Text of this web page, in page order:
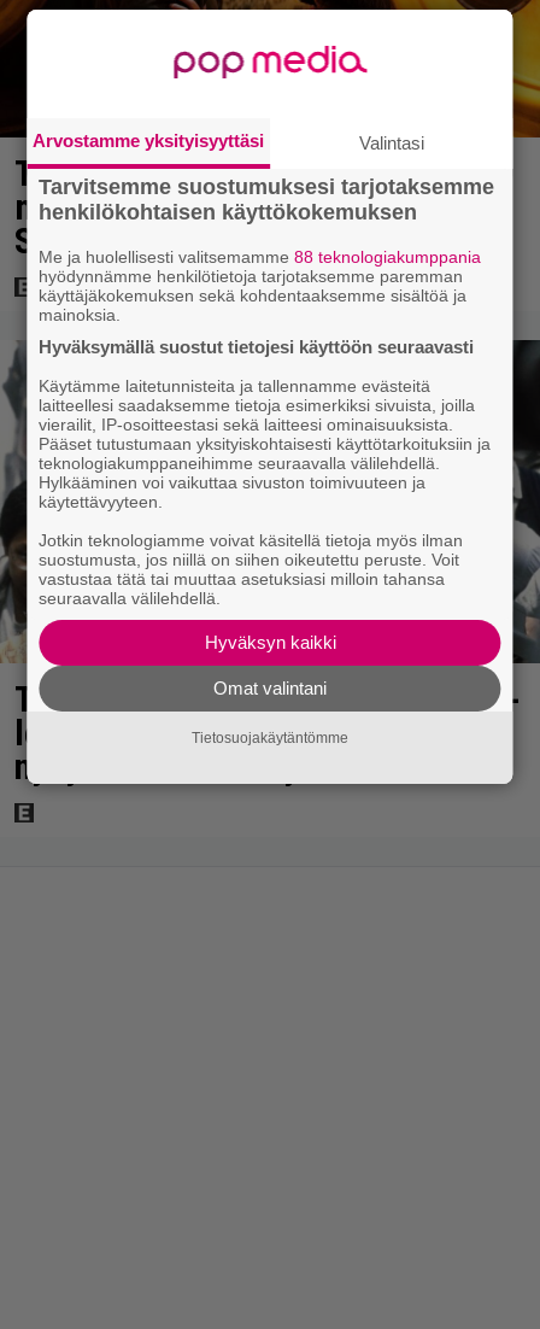
Tänään tv:ssä: Vuoden 2023
megaelokuva luottaa Jason
Stathamin karismaan
Tänään tv:ssä: Vuoden 1997 Bond-
leffassa nähdään hämmenttävän
nykyaikainen kännykkä
Arvostamme yksityisyyttäsi Valintasi
Tarvitsemme suostumuksesi tarjotaksemme
henkilökohtaisen käyttökokemuksen
Me ja huolellisesti valitsemamme88 teknologiakumppania
hyödynnämme henkilötietoja tarjotaksemme paremman
käyttäjäkokemuksen sekä kohdentaaksemme sisältöä ja
mainoksia.
Hyväksymällä suostut tietojesi käyttöön seuraavasti
Käytämme laitetunnisteita ja tallennamme evästeitä
laitteellesi saadaksemme tietoja esimerkiksi sivuista, joilla
vierailit, IP-osoitteestasi sekä laitteesi ominaisuuksista.
Pääset tutustumaan yksityiskohtaisesti käyttötarkoituksiin ja
teknologiakumppaneihimme seuraavalla välilehdellä.
Hylkääminen voi vaikuttaa sivuston toimivuuteen ja
käytettävyyteen.
Jotkin teknologiamme voivat käsitellä tietoja myös ilman
suostumusta, jos niillä on siihen oikeutettu peruste. Voit
vastustaa tätä tai muuttaa asetuksiasi milloin tahansa
seuraavalla välilehdellä.
Hyväksyn kaikki
Omat valintani
Tietosuojakäytäntömme